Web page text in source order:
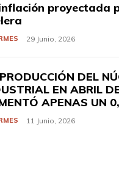
proyectada
29 Junio, 2026
DEL
EN ABRIL
APENAS UN
11 Junio, 2026